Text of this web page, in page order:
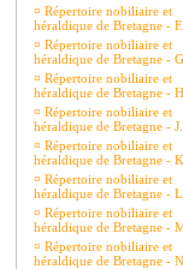
¤ Répertoire nobiliaire et
héraldique de Bretagne - F.
¤ Répertoire nobiliaire et
héraldique de Bretagne - G.
¤ Répertoire nobiliaire et
héraldique de Bretagne - H.
¤ Répertoire nobiliaire et
héraldique de Bretagne - J.
¤ Répertoire nobiliaire et
héraldique de Bretagne - K.
¤ Répertoire nobiliaire et
héraldique de Bretagne - L.
¤ Répertoire nobiliaire et
héraldique de Bretagne -
¤ Répertoire nobiliaire et
héraldique de Bretagne - N.